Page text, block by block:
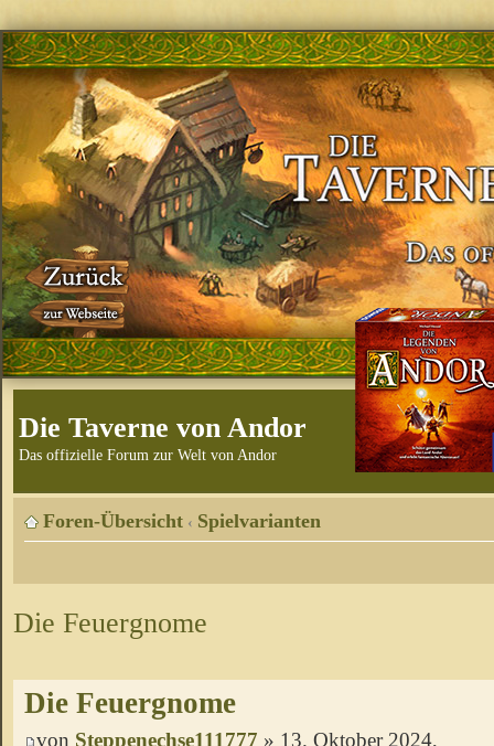
Die Taverne von Andor
Das offizielle Forum zur Welt von Andor
Foren-Übersicht ‹ Spielvarianten
Die Feuergnome
Die Feuergnome
von Steppenechse111777 » 13. Oktober 2024,